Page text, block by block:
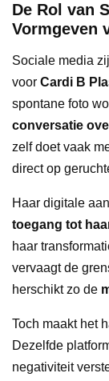
De Rol van
Vormgeven
Sociale media
voor Cardi B
spontane foto
conversatie
zelf doet vaak
direct op
Haar digitale
toegang tot
haar
vervaagt de
herschikt zo de
Toch maakt het
Dezelfde
negativiteit